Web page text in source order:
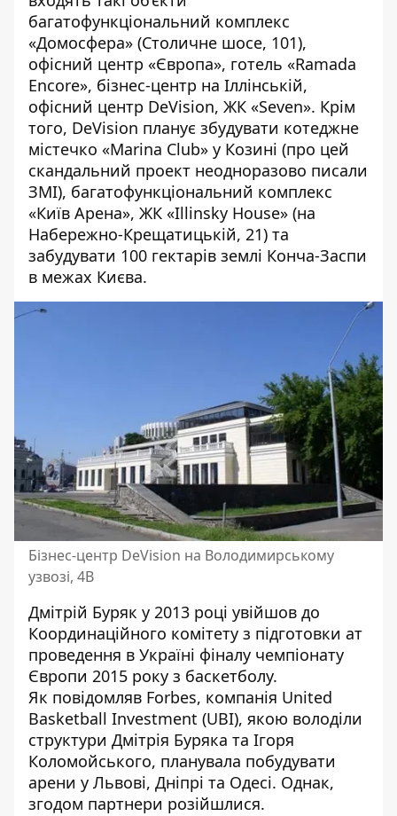
багатофункціональний комплекс
«Домосфера» (Столичне шосе, 101),
офісний центр «Європа», готель «Ramada
Encore», бізнес-центр на Іллінській,
офісний центр DeVision, ЖК «Seven». Крім
того, DeVision планує збудувати котеджне
містечко «Marina Club» у Козині (про цей
скандальний проект неодноразово писали
ЗМІ), багатофункціональний комплекс
«Київ Арена», ЖК «Illinsky House» (на
Набережно-Крещатицькій, 21) та
забудувати 100 гектарів землі Конча-Заспи
в межах Києва.
Бізнес-центр DeVision на Володимирському
узвозі, 4В
Дмітрій Буряк у 2013 році увійшов до
Координаційного комітету з підготовки ат
проведення в Україні фіналу чемпіонату
Європи 2015 року з баскетболу.
Як повідомляв Forbes, компанія United
Basketball Investment (UBI), якою володіли
структури Дмітрія Буряка та Ігоря
Коломойського, планувала побудувати
арени у Львові, Дніпрі та Одесі. Однак,
згодом партнери розійшлися.